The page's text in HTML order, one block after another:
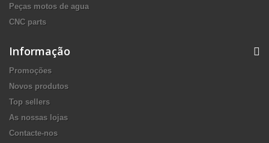
Peças motos de agua
CNC parts
Informação
Promoções
Novos produtos
Top sellers
As nossas lojas
Contacte-nos